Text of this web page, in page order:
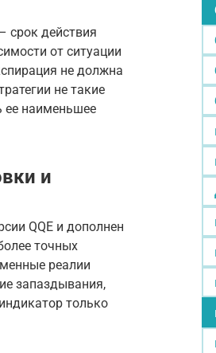
срок действия
от ситуации
не должна
не такие
ее наименьшее
и
QQE и дополнен
точных
реалии
запаздывания,
только